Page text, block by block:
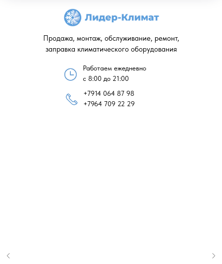
Работаем ежедневно
с 8:00 до 21:00
+7914 064 87 98
+7964 709 22 29
Продажа, монтаж, обслуживание, ремонт,
заправка климатического оборудования